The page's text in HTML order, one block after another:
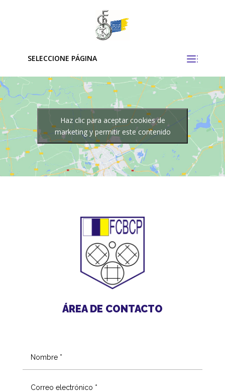
SELECCIONE PÁGINA
Haz clic para aceptar cookies de
marketing y permitir este contenido
ÁREA DE CONTACTO